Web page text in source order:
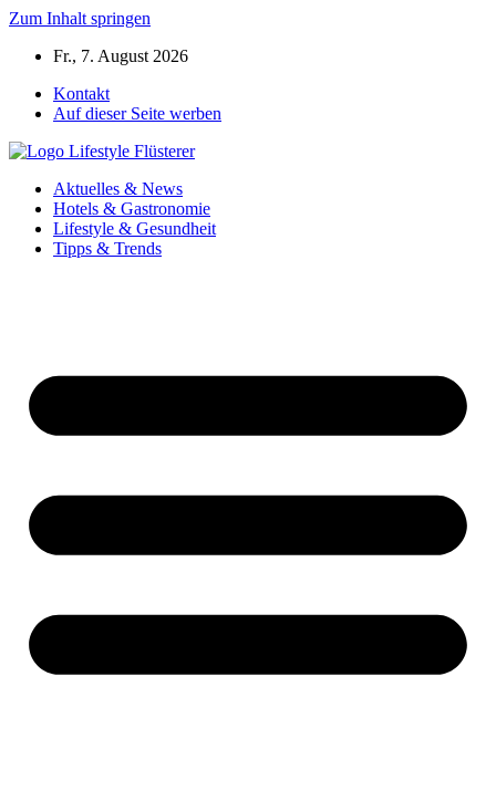
Zum Inhalt springen
Fr., 7. August 2026
Kontakt
Auf dieser Seite werben
Aktuelles & News
Hotels & Gastronomie
Lifestyle & Gesundheit
Tipps & Trends